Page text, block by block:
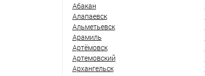
Абакан
Алапаевск
Альметьевск
Арамиль
Артёмовск
Артемовский
Архангельск